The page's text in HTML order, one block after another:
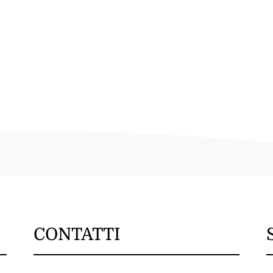
CONTATTI